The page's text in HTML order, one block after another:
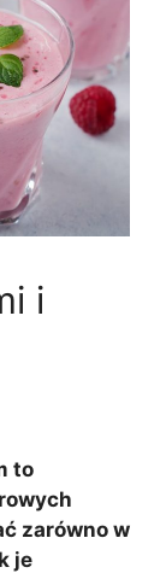
i
to
zarówno w
je